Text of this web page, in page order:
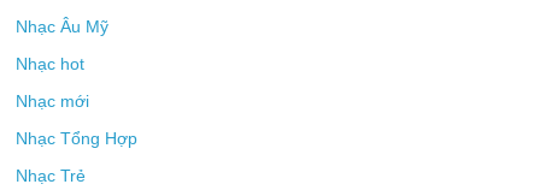
Nhạc Âu Mỹ
Nhạc hot
Nhạc mới
Nhạc Tổng Hợp
Nhạc Trẻ